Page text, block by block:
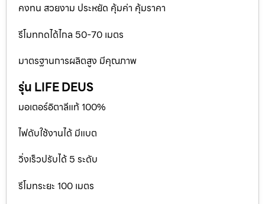
คงทน สวยงาม ประหยัด คุ้มค่า คุ้มราคา
รีโมทกดได้ไกล 50-70 เมตร
มาตรฐานการผลิตสูง มีคุณภาพ
รุ่น LIFE DEUS
มอเตอร์อิตาลีแท้ 100%
ไฟดับใช้งานได้ มีแบต
วิ่งเร็วปรับได้ 5 ระดับ
รีโมทระยะ 100 เมตร